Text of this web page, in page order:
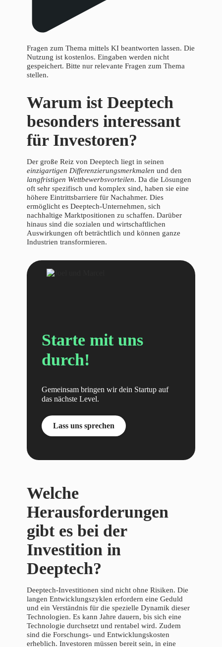
Fragen zum Thema mittels KI beantworten lassen. Die
Nutzung ist kostenlos. Eingaben werden nicht
gespeichert. Bitte nur relevante Fragen zum Thema
stellen.
Warum ist Deeptech
besonders interessant
für Investoren?
Der große Reiz von Deeptech liegt in seinen
einzigartigen Differenzierungsmerkmalen und den
langfristigen Wettbewerbsvorteilen. Da die Lösungen
oft sehr spezifisch und komplex sind, haben sie eine
höhere Eintrittsbarriere für Nachahmer. Dies
ermöglicht es Deeptech-Unternehmen, sich
nachhaltige Marktpositionen zu schaffen. Darüber
hinaus sind die sozialen und wirtschaftlichen
Auswirkungen oft beträchtlich und können ganze
Industrien transformieren.
Starte mit uns
durch!
Gemeinsam bringen wir dein Startup auf
das nächste Level.
Lass uns sprechen
Welche
Herausforderungen
gibt es bei der
Investition in
Deeptech?
Deeptech-Investitionen sind nicht ohne Risiken. Die
langen Entwicklungszyklen erfordern eine Geduld
und ein Verständnis für die spezielle Dynamik dieser
Technologien. Es kann Jahre dauern, bis sich eine
Technologie durchsetzt und rentabel wird. Zudem
sind die Forschungs- und Entwicklungskosten
erheblich. Investoren müssen bereit sein, in eine